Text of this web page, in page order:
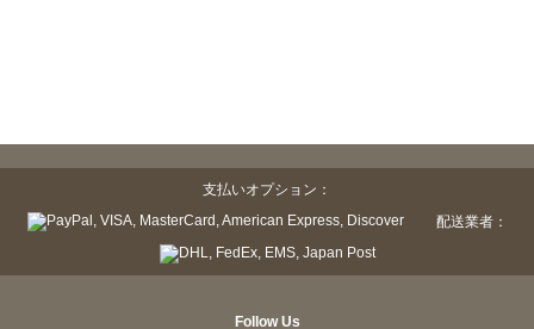
支払いオプション：
配送業者：
Follow Us